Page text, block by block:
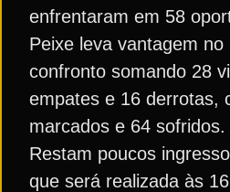
enfrentaram em 58
Peixe leva vantagem no
confronto somando 28
empates e 16 derrotas,
marcados e 64 sofridos.
Restam poucos
que será realizada às